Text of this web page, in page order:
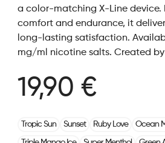
a color-matching X-Line device.
comfort and endurance, it
long-lasting satisfaction.
mg/ml nicotine salts. Created by
19,90 €
Tropic Sun Sunset Ruby Love Ocean